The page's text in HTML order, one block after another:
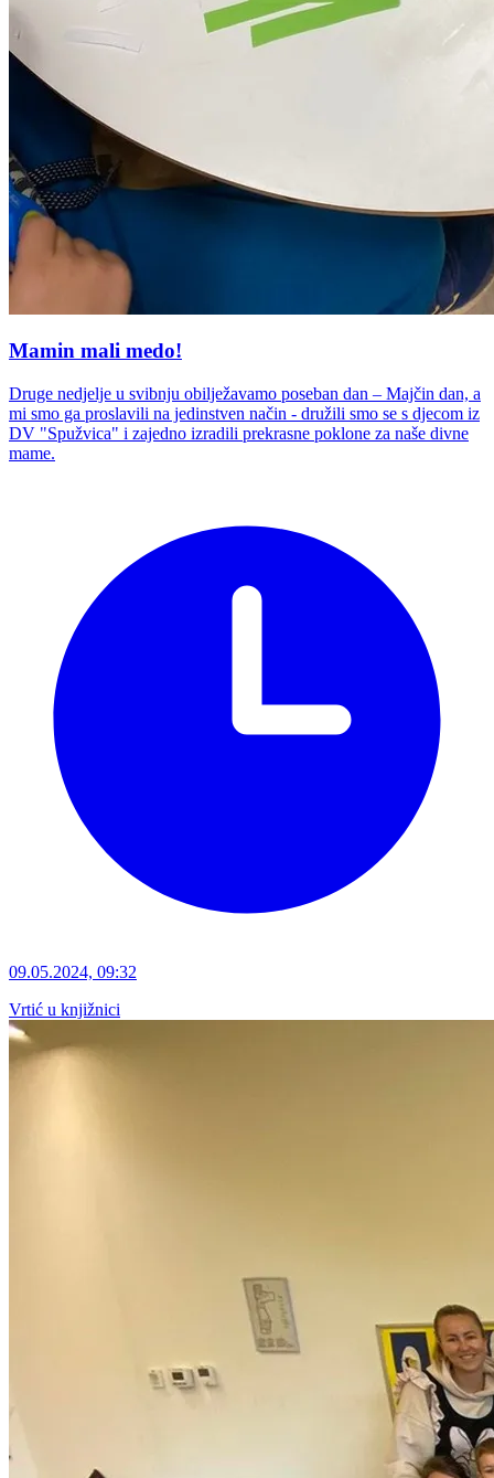
Mamin mali medo!
Druge nedjelje u svibnju obilježavamo poseban dan – Majčin dan, a
mi smo ga proslavili na jedinstven način - družili smo se s djecom iz
DV "Spužvica" i zajedno izradili prekrasne poklone za naše divne
mame.
09.05.2024, 09:32
Vrtić u knjižnici